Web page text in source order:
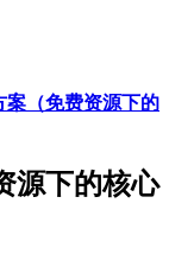
案（免费资源下的
源下的核心